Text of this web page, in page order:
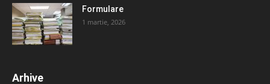
Formulare
1 martie, 2026
Arhive